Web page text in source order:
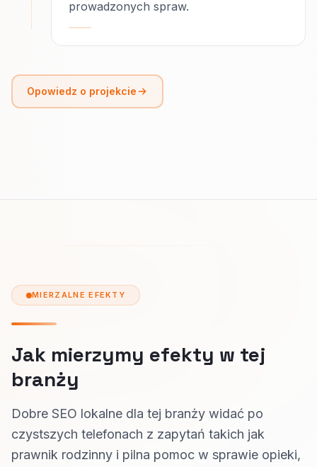
prowadzonych spraw.
Opowiedz o projekcie
MIERZALNE EFEKTY
Jak mierzymy efekty w tej
branży
Dobre SEO lokalne dla tej branży widać po
czystszych telefonach z zapytań takich jak
prawnik rodzinny i pilna pomoc w sprawie opieki,